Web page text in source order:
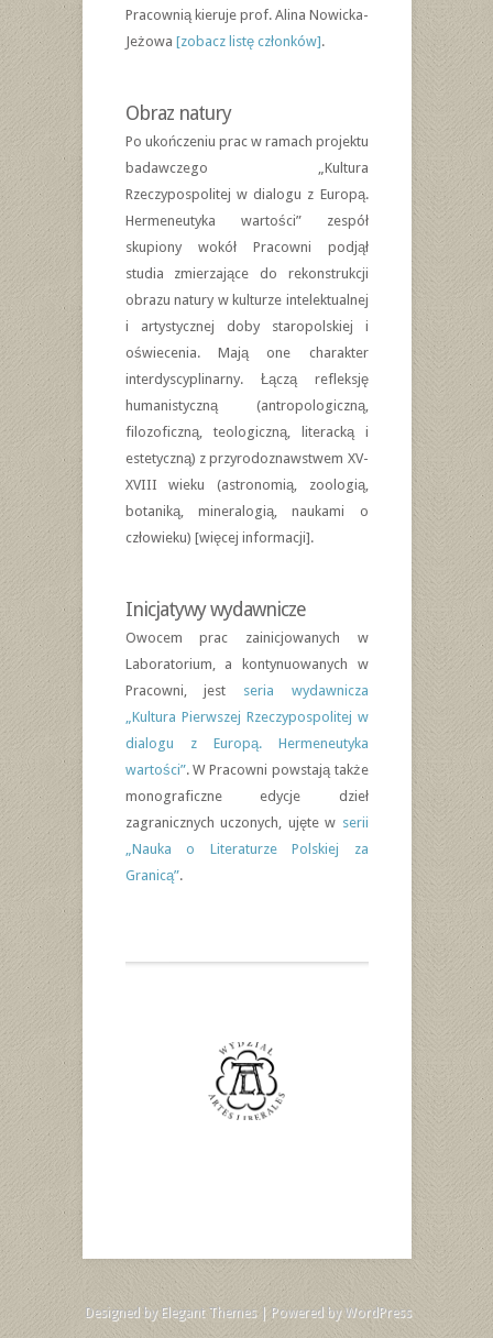
Pracownią kieruje prof. Alina Nowicka-
Jeżowa [zobacz listę członków].
Obraz natury
Po ukończeniu prac w ramach projektu
badawczego „Kultura
Rzeczypospolitej w dialogu z Europą.
Hermeneutyka wartości” zespół
skupiony wokół Pracowni podjął
studia zmierzające do rekonstrukcji
obrazu natury w kulturze intelektualnej
i artystycznej doby staropolskiej i
oświecenia. Mają one charakter
interdyscyplinarny. Łączą refleksję
humanistyczną (antropologiczną,
filozoficzną, teologiczną, literacką i
estetyczną) z przyrodoznawstwem XV-
XVIII wieku (astronomią, zoologią,
botaniką, mineralogią, naukami o
człowieku) [więcej informacji].
Inicjatywy wydawnicze
Owocem prac zainicjowanych w
Laboratorium, a kontynuowanych w
Pracowni, jest seria wydawnicza
„Kultura Pierwszej Rzeczypospolitej w
dialogu z Europą. Hermeneutyka
wartości”. W Pracowni powstają także
monograficzne edycje dzieł
zagranicznych uczonych, ujęte w serii
„Nauka o Literaturze Polskiej za
Granicą”.
Designed by Elegant Themes| Powered by WordPress